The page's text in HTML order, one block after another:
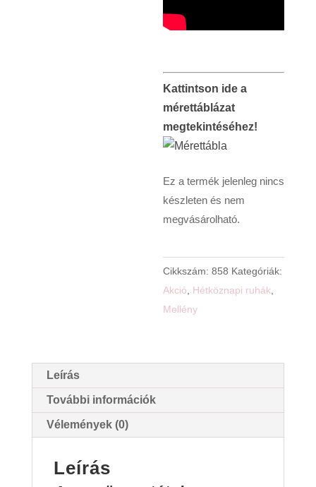
Kattintson ide a
mérettáblázat
megtekintéséhez!
Ez a termék jelenleg nincs
készleten és nem
megvásárolható.
Cikkszám:858 Kategóriák:
Akció
Hétköznapi ruhák
Mellény
Leírás
További információk
Vélemények (0)
Leírás